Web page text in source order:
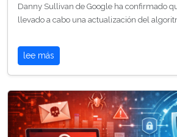
Danny Sullivan de Google ha confirmado
llevado a cabo una actualización del
lee más